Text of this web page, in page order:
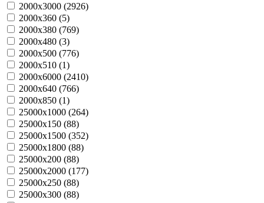
2000х3000 (2926)
2000х360 (5)
2000х380 (769)
2000х480 (3)
2000х500 (776)
2000х510 (1)
2000х6000 (2410)
2000х640 (766)
2000х850 (1)
25000х1000 (264)
25000х150 (88)
25000х1500 (352)
25000х1800 (88)
25000х200 (88)
25000х2000 (177)
25000х250 (88)
25000х300 (88)